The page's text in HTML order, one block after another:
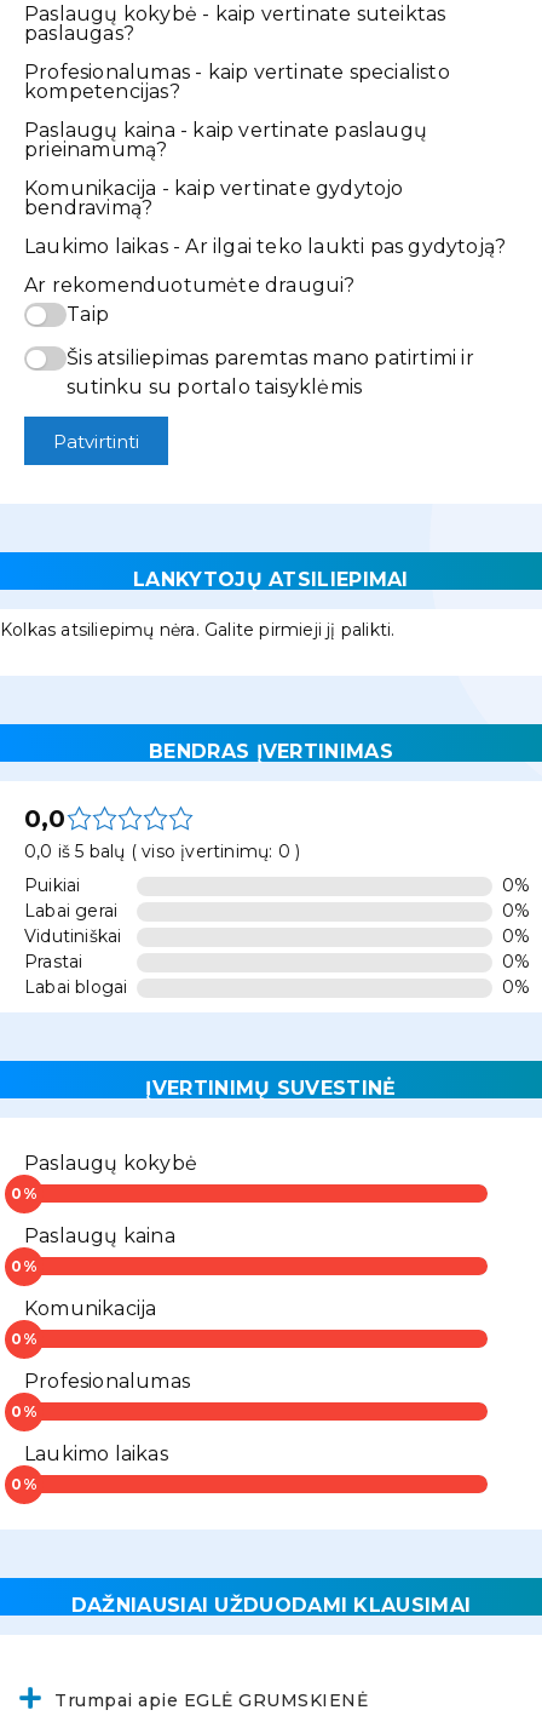
Paslaugų kokybė - kaip vertinate suteiktas
paslaugas?
Profesionalumas - kaip vertinate specialisto
kompetencijas?
Paslaugų kaina - kaip vertinate paslaugų
prieinamumą?
Komunikacija - kaip vertinate gydytojo
bendravimą?
Laukimo laikas - Ar ilgai teko laukti pas gydytoją?
Ar rekomenduotumėte draugui?
Taip
Šis atsiliepimas paremtas mano patirtimi ir
sutinku su portalo taisyklėmis
Patvirtinti
LANKYTOJŲ ATSILIEPIMAI
Kolkas atsiliepimų nėra. Galite pirmieji jį palikti.
BENDRAS ĮVERTINIMAS
0,0
0,0 iš 5 balų ( viso įvertinimų: 0 )
Puikiai
0%
Labai gerai
0%
Vidutiniškai
0%
Prastai
0%
Labai blogai
0%
ĮVERTINIMŲ SUVESTINĖ
Paslaugų kokybė
Paslaugų kaina
Komunikacija
Profesionalumas
Laukimo laikas
DAŽNIAUSIAI UŽDUODAMI KLAUSIMAI
Trumpai apie EGLĖ GRUMSKIENĖ